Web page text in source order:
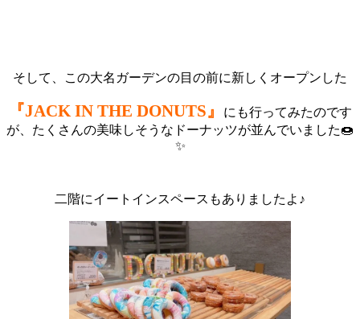
そして、この大名ガーデンの目の前に新しくオープンした
『JACK IN THE DONUTS』
にも行ってみたのです
が、たくさんの美味しそうなドーナッツが並んでいました🍩
✨
二階にイートインスペースもありましたよ♪